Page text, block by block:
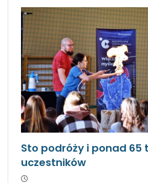
Sto podróży i ponad 65
uczestników